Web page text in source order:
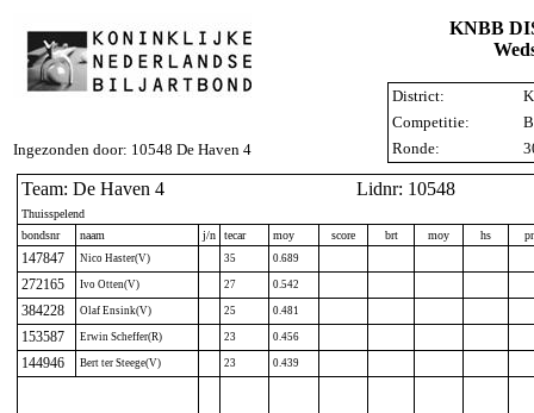
Ingezonden door: 10548 De Haven 4
KNBB
District:
Competitie:
Ronde:
Team: De Haven 4 Lidnr: 10548
Thuisspelend
bondsnr
naam j/n tecar moy score brt moy hs
147847 Nico Haster(V) 35 0.689
272165 Ivo Otten(V) 27 0.542
384228 Olaf Ensink(V) 25 0.481
153587 Erwin Scheffer(R) 23 0.456
144946 Bert ter Steege(V) 23 0.439